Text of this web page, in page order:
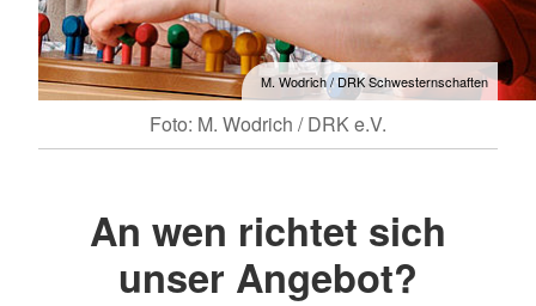
M. Wodrich / DRK Schwesternschaften
Foto: M. Wodrich / DRK e.V.
An wen richtet sich
unser Angebot?